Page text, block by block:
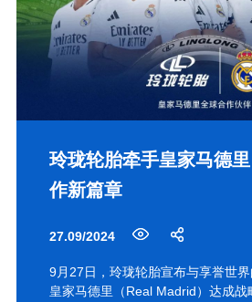
玲珑轮胎牵手皇家马德
作新篇章
27.09/2024
9月27日，玲珑轮胎宣布与享誉世
皇家马德里（Real Madrid）达成战